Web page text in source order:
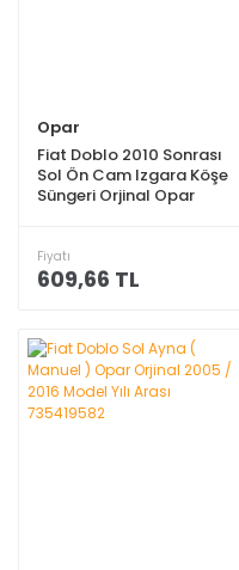
Opar
Fiat Doblo 2010 Sonrası
Sol Ön Cam Izgara Köşe
Süngeri Orjinal Opar
Fiyatı
609,66 TL